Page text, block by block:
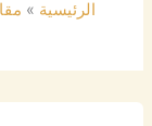
الرئيسية